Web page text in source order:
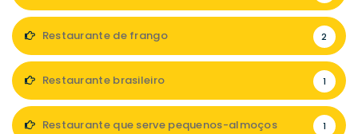
Restaurante de frango 2
Restaurante brasileiro 1
Restaurante que serve pequenos-almoços 1